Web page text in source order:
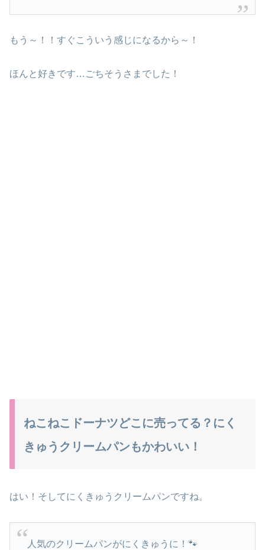
もう～！！すぐこういう感じになるから～！
ほんと好きです…ごちそうさまでした！
ねこねこドーナツどこに売ってる？にく
きゅうクリームパンもかわいい！
はい！そしてにくきゅうクリームパンですね。
人気のクリームパンがにくきゅうに！🐾